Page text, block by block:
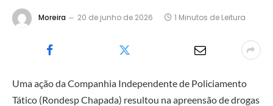
Moreira 20 de junho de 2026 1 Minutos de Leitura
Uma ação da Companhia Independente de Policiamento
Tático (Rondesp Chapada) resultou na apreensão de drogas